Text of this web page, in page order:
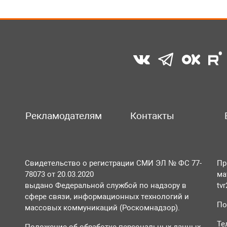
Рекламодателям Контакты
Свидетельство о регистрации СМИ ЭЛ № ФС 77-
78073 от 20.03.2020
выдано Федеральной службой по надзору в
сфере связи, информационных технологий и
массовых коммуникаций (Роскомнадзор).